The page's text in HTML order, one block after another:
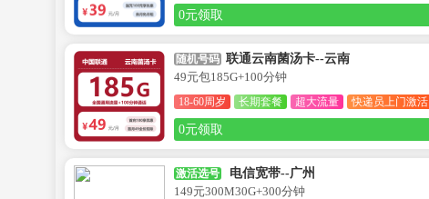
0元领取
随机号码 联通云南菌汤卡--云南
49元包185G+100分钟
18-60周岁 长期套餐 超大流量 快递员上门激活
0元领取
激活选号
电信宽带--广州
149元300M30G+300分钟